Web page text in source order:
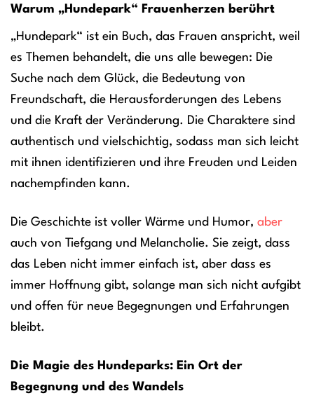
Warum „Hundepark“ Frauenherzen berührt
„Hundepark“ ist ein Buch, das Frauen anspricht, weil
es Themen behandelt, die uns alle bewegen: Die
Suche nach dem Glück, die Bedeutung von
Freundschaft, die Herausforderungen des Lebens
und die Kraft der Veränderung. Die Charaktere sind
authentisch und vielschichtig, sodass man sich leicht
mit ihnen identifizieren und ihre Freuden und Leiden
nachempfinden kann.
Die Geschichte ist voller Wärme und Humor, aber
auch von Tiefgang und Melancholie. Sie zeigt, dass
das Leben nicht immer einfach ist, aber dass es
immer Hoffnung gibt, solange man sich nicht aufgibt
und offen für neue Begegnungen und Erfahrungen
bleibt.
Die Magie des Hundeparks: Ein Ort der
Begegnung und des Wandels